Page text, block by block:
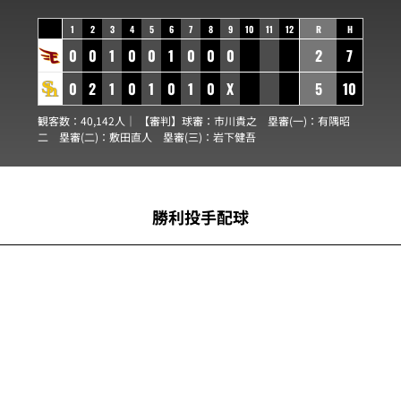
1 2 3 4 5 6 7 8 9 10 11 12
0 0 1 0 0 1 0 0 0
0 2 1 0 1 0 1 0 X
R H
2
7
5
10
観客数：40,142人｜ 【審判】球審： 市川貴之 塁審(一)： 有隅昭
二 塁審(二)： 敷田直人 塁審(三)： 岩下健吾
勝利投手配球